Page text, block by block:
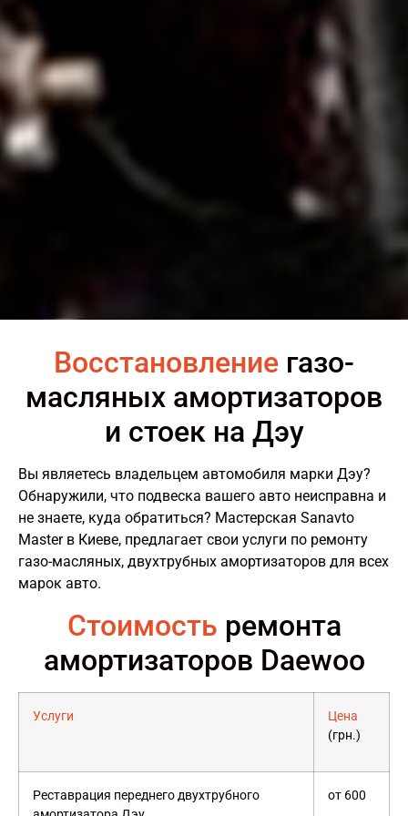
Восстановление газо-
масляных амортизаторов
и стоек на Дэу
Вы являетесь владельцем автомобиля марки Дэу?
Обнаружили, что подвеска вашего авто неисправна и
не знаете, куда обратиться? Мастерская Sanavto
Master в Киеве, предлагает свои услуги по ремонту
газо-масляных, двухтрубных амортизаторов для всех
марок авто.
Стоимость ремонта
амортизаторов Daewoo
Услуги
Цена
(грн.)
Реставрация переднего двухтрубного
от 600